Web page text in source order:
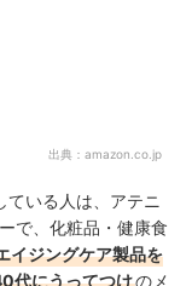
出典： amazon.co.jp
ている人は、アテニ
で、化粧品・健康食
イジングケア製品を
代にうってつけのメ